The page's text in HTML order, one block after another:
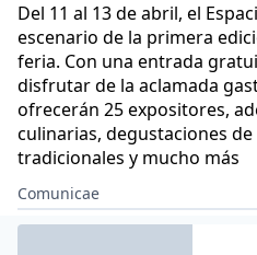
Del 11 al 13 de abril, el
escenario de la primera
feria. Con una entrada
disfrutar de la aclamada
ofrecerán 25 expositores,
culinarias, degustaciones de
tradicionales y mucho más
Comunicae
Archivado en: